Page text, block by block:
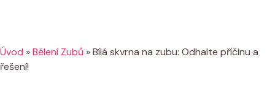
Úvod »Bělení Zubů »Bílá skvrna na zubu: Odhalte příčinu a
řešení!